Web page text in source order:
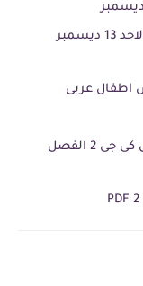
تحميل تحضير المستوى الثانى ليوم الاحد 13 ديسمبر
تحضير رياض الاطفال للمستوى الاول كى جى 2 الفصل